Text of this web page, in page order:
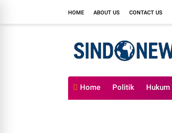
HOME ABOUT US CONTACT US
Home Politik Hukum